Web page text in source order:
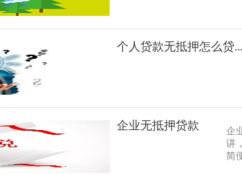
个人贷款无抵押怎么贷...
企业无抵押贷款
企
讲
简